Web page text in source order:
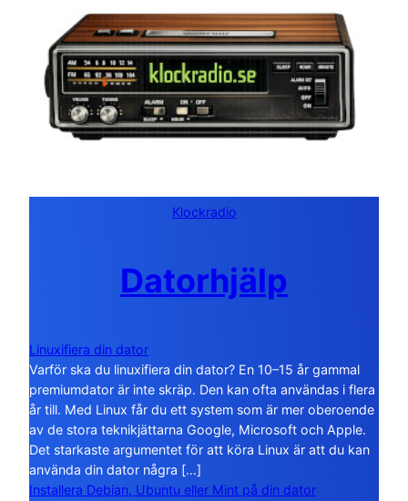
Klockradio
Datorhjälp
Linuxifiera din dator
Varför ska du linuxifiera din dator? En 10–15 år gammal
premiumdator är inte skräp. Den kan ofta användas i flera
år till. Med Linux får du ett system som är mer oberoende
av de stora teknikjättarna Google, Microsoft och Apple.
Det starkaste argumentet för att köra Linux är att du kan
använda din dator några […]
Installera Debian, Ubuntu eller Mint på din dator